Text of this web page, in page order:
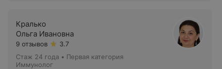
Кралько
Ольга Ивановна
9 отзывов
3.7
Стаж 24 года • Первая категория
Иммунолог